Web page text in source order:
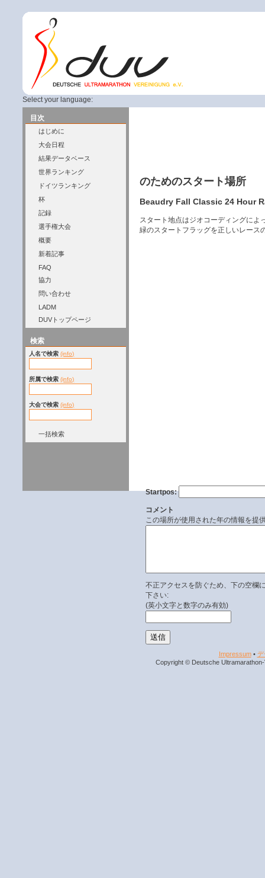
Select your language:
目次
はじめに
大会日程
結果データベース
世界ランキング
ドイツランキング
杯
記録
選手権大会
概要
新着記事
FAQ
協力
問い合わせ
LADM
DUVトップページ
検索
人名で検索 (info)
所属で検索 (info)
大会で検索 (info)
一括検索
のためのスタート場所
Beaudry Fall Classic 24 Hour
スタート地点はジオコーディングに
緑のスタートフラッグを正しいレース
Startpos:
コメント
この場所が使用された年の情報を提
不正アクセスを防ぐため、下の空欄
下さい:
(英小文字と数字のみ有効)
Impressum• デ
Copyright © Deutsche